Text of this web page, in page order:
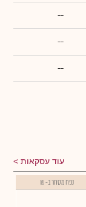
--
--
--
עוד עסקאות
נפח מסחר ב- ₪